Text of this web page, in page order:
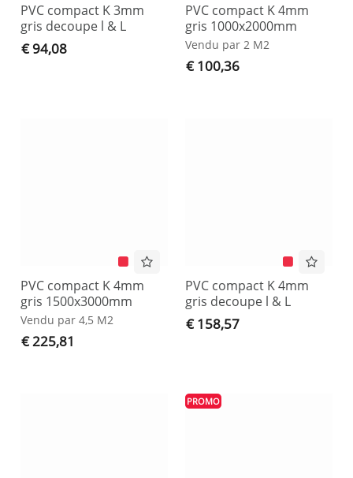
PVC compact K 3mm
gris decoupe l & L
€ 94,08
PVC compact K 4mm
gris 1000x2000mm
Vendu par 2 M2
€ 100,36
PVC compact K 4mm
gris 1500x3000mm
Vendu par 4,5 M2
€ 225,81
PVC compact K 4mm
gris decoupe l & L
€ 158,57
PROMO